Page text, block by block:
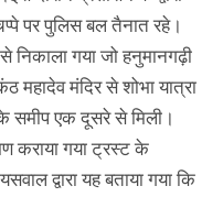
पर पुलिस बल तैनात रहे।
निकाला गया जो हनुमानगढ़ी
महादेव मंदिर से शोभा यात्रा
के समीप एक दूसरे से मिली।
कराया गया ट्रस्ट के
द्वारा यह बताया गया कि